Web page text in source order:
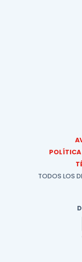
POLÍTICA
TODOS LOS